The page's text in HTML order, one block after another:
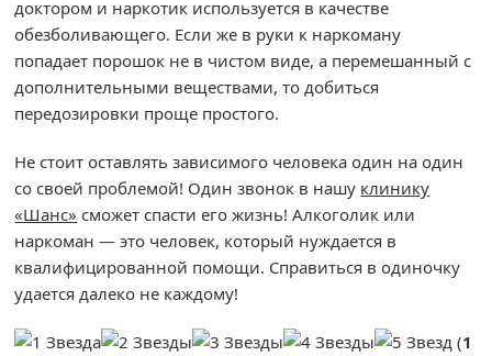
доктором и наркотик используется в качестве
обезболивающего. Если же в руки к наркоману
попадает порошок не в чистом виде, а перемешанный с
дополнительными веществами, то добиться
передозировки проще простого.
Не стоит оставлять зависимого человека один на один
со своей проблемой! Один звонок в нашу клинику
«Шанс» сможет спасти его жизнь! Алкоголик или
наркоман — это человек, который нуждается в
квалифицированной помощи. Справиться в одиночку
удается далеко не каждому!
(1